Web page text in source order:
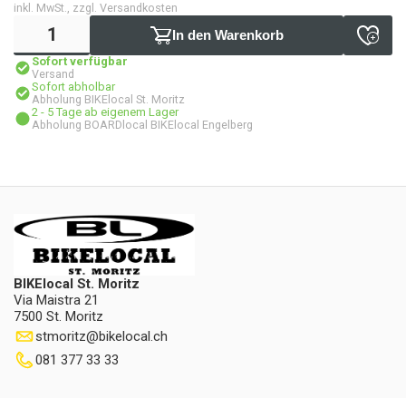
inkl. MwSt., zzgl. Versandkosten
In den Warenkorb
Sofort verfügbar
Versand
Sofort abholbar
Abholung BIKElocal St. Moritz
2 - 5 Tage ab eigenem Lager
Abholung BOARDlocal BIKElocal Engelberg
BIKElocal St. Moritz
Via Maistra 21
7500 St. Moritz
stmoritz@bikelocal.ch
081 377 33 33